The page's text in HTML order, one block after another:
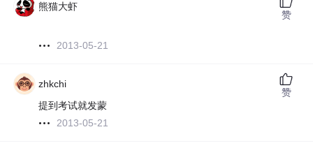
熊猫大虾
2013-05-21
赞
zhkchi
提到考试就发蒙
2013-05-21
赞